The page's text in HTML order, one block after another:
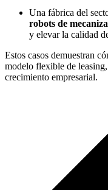
Una fábrica del
robots de
y elevar la calidad
Estos casos demuestran
modelo flexible de
crecimiento empresarial.